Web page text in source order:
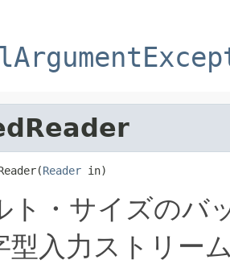
Reader in)
ト・サイズのバ
型入力ストリー